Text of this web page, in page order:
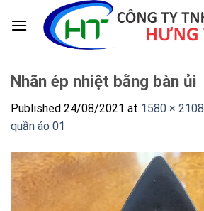
Nhãn ép nhiệt bằng bàn ủi
Published 24/08/2021 at 1580 × 2108
quần áo 01